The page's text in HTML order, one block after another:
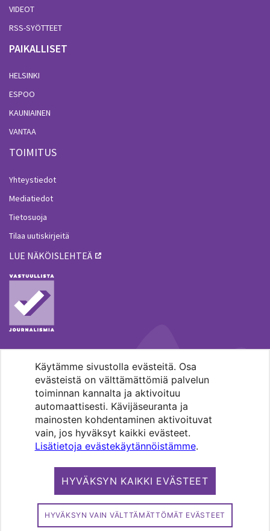
Käytämme sivustolla evästeitä. Osa
evästeistä on välttämättömiä palvelun
toiminnan kannalta ja aktivoituu
automaattisesti. Kävijäseuranta ja
mainosten kohdentaminen aktivoituvat
vain, jos hyväksyt kaikki evästeet.
Lisätietoja evästekäytännöistämme.
HYVÄKSYN KAIKKI EVÄSTEET
HYVÄKSYN VAIN VÄLTTÄMÄTTÖMÄT EVÄSTEET
VIDEOT
RSS-SYÖTTEET
PAIKALLISET
HELSINKI
ESPOO
KAUNIAINEN
VANTAA
TOIMITUS
Yhteystiedot
Mediatiedot
Tietosuoja
Tilaa uutiskirjeitä
LUE NÄKÖISLEHTEÄ
MENOHAKU
Pääkaupunkiseudun evankelis-
luterilaisten seurakuntien media.
Copyright 2026. Kirkko ja kaupunki. All
rights reserved.